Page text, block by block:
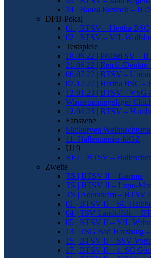
34 | Hansa Rostock –
DFB-Pokal
01 | BTSV – Hertha BSC
02 | BTSV – VfL
Testspiele
18.06.22 | Polizei SV –
21.06.22 | Remli./
06.07.22 | BTSV –
07.12.22 | Hertha BSC –
12.01.23 | BTSV – VSG
Wintertrainingslager
12.04.23 | BTSV –
Fanszene
Südkurven
11. Hallenturnier fdGZ
U19
REL | BTSV –
Zweite
TS | BTSV II – Lamme
TS | BTSV II – Lupo-
TS | Adersheim – BTSV
01 | BTSV II – SC
04 | TSV Landolfsh. –
05 | BTSV II – VfL
13 | TSG Bad Harzburg
15 | BTSV II – SSV
17 | BTSV II – 1. SC